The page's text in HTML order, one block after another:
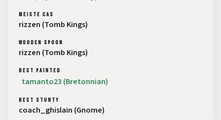
MEISTE CAS
rizzen (Tomb Kings)
WOODEN SPOON
rizzen (Tomb Kings)
BEST PAINTED
tamanto23 (Bretonnian)
BEST STUNTY
coach_ghislain (Gnome)